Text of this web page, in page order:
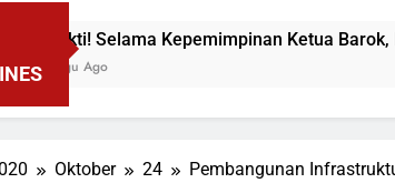
Selama Kepemimpinan Ketua Barok,
Ago
Oktober 24 Pembangunan